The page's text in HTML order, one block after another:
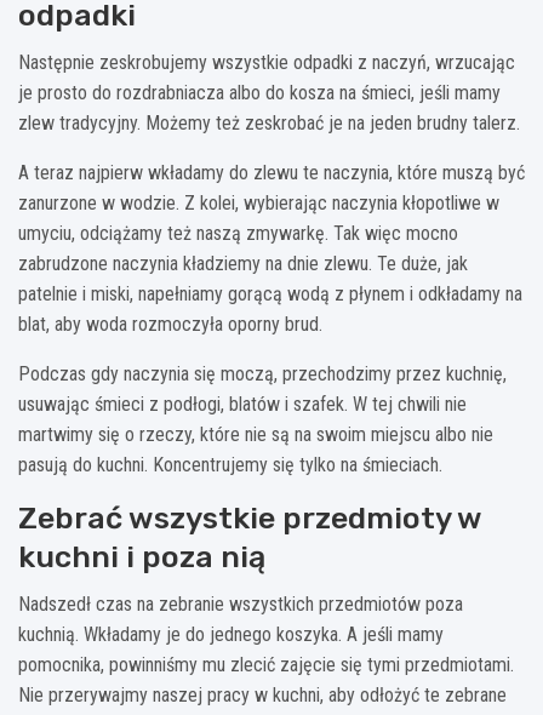
odpadki
Następnie zeskrobujemy wszystkie odpadki z naczyń, wrzucając
je prosto do rozdrabniacza albo do kosza na śmieci, jeśli mamy
zlew tradycyjny. Możemy też zeskrobać je na jeden brudny talerz.
A teraz najpierw wkładamy do zlewu te naczynia, które muszą być
zanurzone w wodzie. Z kolei, wybierając naczynia kłopotliwe w
umyciu, odciążamy też naszą zmywarkę. Tak więc mocno
zabrudzone naczynia kładziemy na dnie zlewu. Te duże, jak
patelnie i miski, napełniamy gorącą wodą z płynem i odkładamy na
blat, aby woda rozmoczyła oporny brud.
Podczas gdy naczynia się moczą, przechodzimy przez kuchnię,
usuwając śmieci z podłogi, blatów i szafek. W tej chwili nie
martwimy się o rzeczy, które nie są na swoim miejscu albo nie
pasują do kuchni. Koncentrujemy się tylko na śmieciach.
Zebrać wszystkie przedmioty w
kuchni i poza nią
Nadszedł czas na zebranie wszystkich przedmiotów poza
kuchnią. Wkładamy je do jednego koszyka. A jeśli mamy
pomocnika, powinniśmy mu zlecić zajęcie się tymi przedmiotami.
Nie przerywajmy naszej pracy w kuchni, aby odłożyć te zebrane